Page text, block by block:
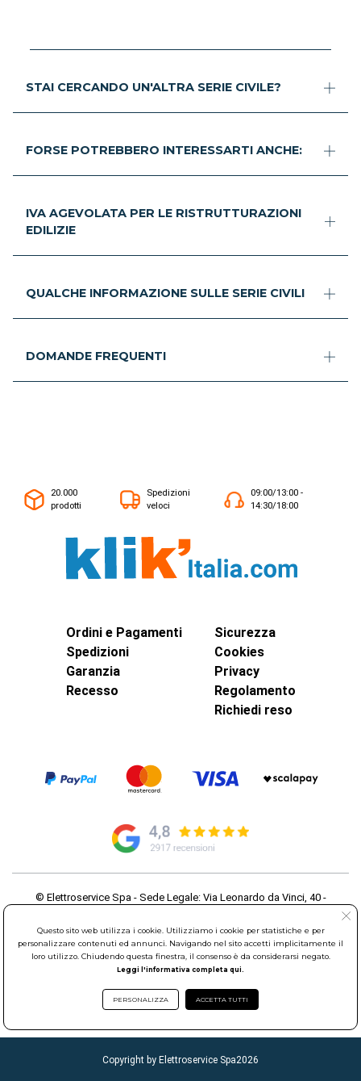
STAI CERCANDO UN'ALTRA SERIE CIVILE?
FORSE POTREBBERO INTERESSARTI ANCHE:
IVA AGEVOLATA PER LE RISTRUTTURAZIONI
EDILIZIE
QUALCHE INFORMAZIONE SULLE SERIE CIVILI
DOMANDE FREQUENTI
20.000
prodotti
Spedizioni
veloci
09:00/13:00 -
14:30/18:00
Ordini e Pagamenti
Spedizioni
Garanzia
Recesso
Sicurezza
Cookies
Privacy
Regolamento
Richiedi reso
© Elettroservice Spa - Sede Legale: Via Leonardo da Vinci, 40 -
Partita Iva: 01586761007 - Codice Fiscale: 06634500588 Capitale
Sociale 1.600.000,00 Euro i.v. Iscritto al Registro delle Imprese di
Roma REA: RM-535144
Sede Operativa: Via Leonardo da Vinci, 40 - 00015 Monterotondo
Scalo (RM) - Telefono:06.90095358
Copyright by Elettroservice Spa2026
Questo sito web utilizza i cookie. Utilizziamo i cookie per statistiche e per
personalizzare contenuti ed annunci. Navigando nel sito accetti implicitamente il
loro utilizzo. Chiudendo questa finestra, il consenso è da considerarsi negato.
Leggi l'informativa completa qui.
PERSONALIZZA ACCETTA TUTTI